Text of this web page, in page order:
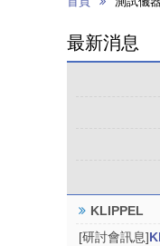
最新消息
KLIPPEL
[研討會訊息]